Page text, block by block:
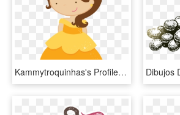
Kammytroquinhas's Profile - Dibujos De La Bella Y La Bestia Bebes, HD Png Download